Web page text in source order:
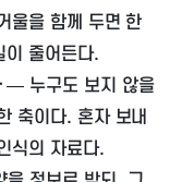
울을 함께 두면 한
이 줄어든다.
— 누구도 보지 않을
축이다. 혼자 보내
식의 자료다.